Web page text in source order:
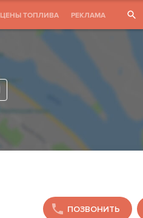
ЦЕНЫ ТОПЛИВА РЕКЛАМА
ПОЗВОНИТЬ